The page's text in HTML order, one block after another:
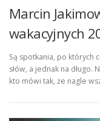
Marcin
wakacyjnych
Są spotkania, po których
słów, a jednak na
kto mówi tak, że nagle